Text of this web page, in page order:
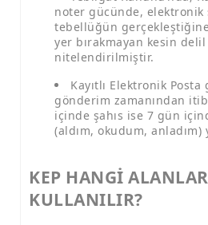
noter gücünde, elektronik
tebellüğün
yer bırakmayan kesin
nitelendirilmiştir.
Kayıtlı Elektronik
gönderim zamanından
içinde şahıs ise 7 gün
(aldım, okudum, anladım)
KEP HANGİ
KULLANILIR?